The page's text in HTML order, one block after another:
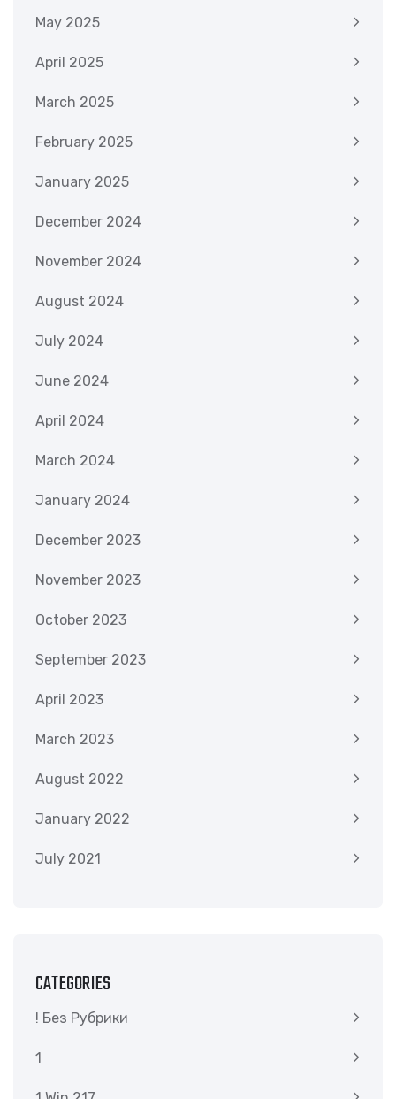
May 2025
April 2025
March 2025
February 2025
January 2025
December 2024
November 2024
August 2024
July 2024
June 2024
April 2024
March 2024
January 2024
December 2023
November 2023
October 2023
September 2023
April 2023
March 2023
August 2022
January 2022
July 2021
CATEGORIES
! Без Рубрики
1